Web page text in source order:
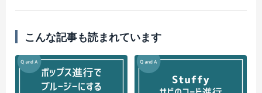
こんな記事も読まれています